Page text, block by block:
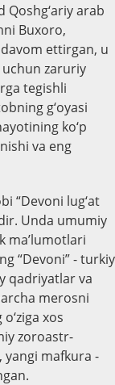
arab
Buxoro,
ettirgan, u
zaruriy
tegishli
g‘oyasi
ko‘p
va eng
“Devoni lug‘at
Unda umumiy
ma’lumotlari
“Devoni” - turkiy
qadriyatlar va
merosni
xos
zoroastr-
mafkura -